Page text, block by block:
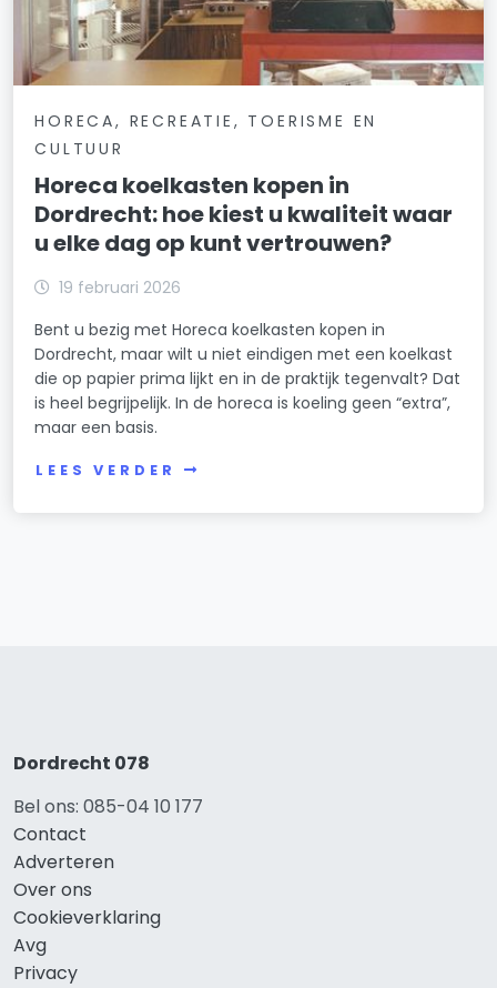
HORECA, RECREATIE, TOERISME EN
CULTUUR
Horeca koelkasten kopen in
Dordrecht: hoe kiest u kwaliteit waar
u elke dag op kunt vertrouwen?
19 februari 2026
Bent u bezig met Horeca koelkasten kopen in
Dordrecht, maar wilt u niet eindigen met een koelkast
die op papier prima lijkt en in de praktijk tegenvalt? Dat
is heel begrijpelijk. In de horeca is koeling geen “extra”,
maar een basis.
LEES VERDER
Dordrecht 078
Bel ons: 085-04 10 177
Contact
Adverteren
Over ons
Cookieverklaring
Avg
Privacy